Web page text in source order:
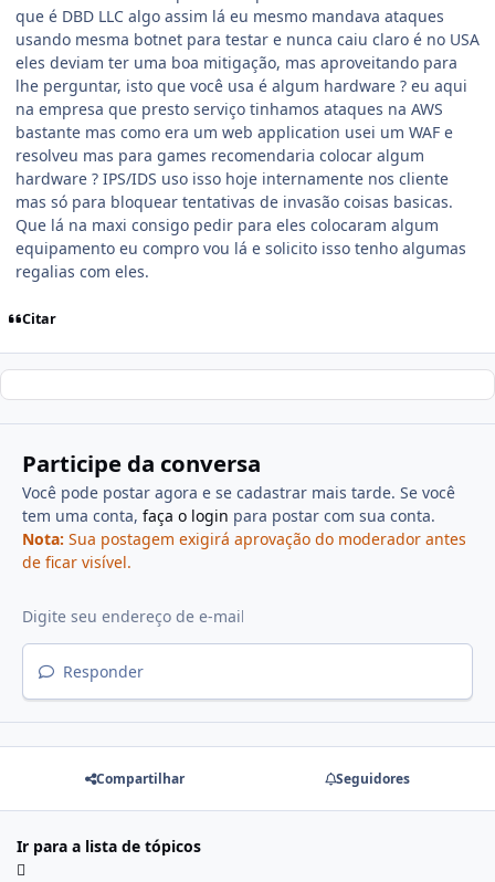
que é DBD LLC algo assim lá eu mesmo mandava ataques
usando mesma botnet para testar e nunca caiu claro é no USA
eles deviam ter uma boa mitigação, mas aproveitando para
lhe perguntar, isto que você usa é algum hardware ? eu aqui
na empresa que presto serviço tinhamos ataques na AWS
bastante mas como era um web application usei um WAF e
resolveu mas para games recomendaria colocar algum
hardware ? IPS/IDS uso isso hoje internamente nos cliente
mas só para bloquear tentativas de invasão coisas basicas.
Que lá na maxi consigo pedir para eles colocaram algum
equipamento eu compro vou lá e solicito isso tenho algumas
regalias com eles.
Citar
Participe da conversa
Você pode postar agora e se cadastrar mais tarde. Se você
tem uma conta, faça o login para postar com sua conta.
Nota: Sua postagem exigirá aprovação do moderador antes
de ficar visível.
Responder
Compartilhar Seguidores
Ir para a lista de tópicos